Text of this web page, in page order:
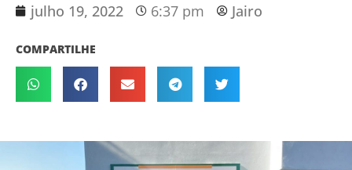
julho 19, 2022 6:37 pm Jairo
COMPARTILHE